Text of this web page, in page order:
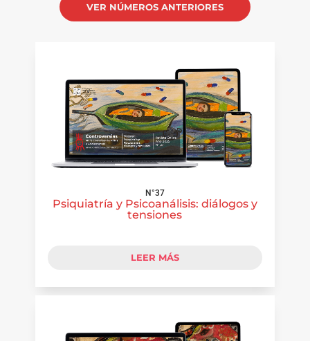
VER NÚMEROS ANTERIORES
N°37
Psiquiatría y Psicoanálisis: diálogos y
tensiones
LEER MÁS